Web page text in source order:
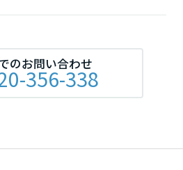
のお問い合わせ
356-338